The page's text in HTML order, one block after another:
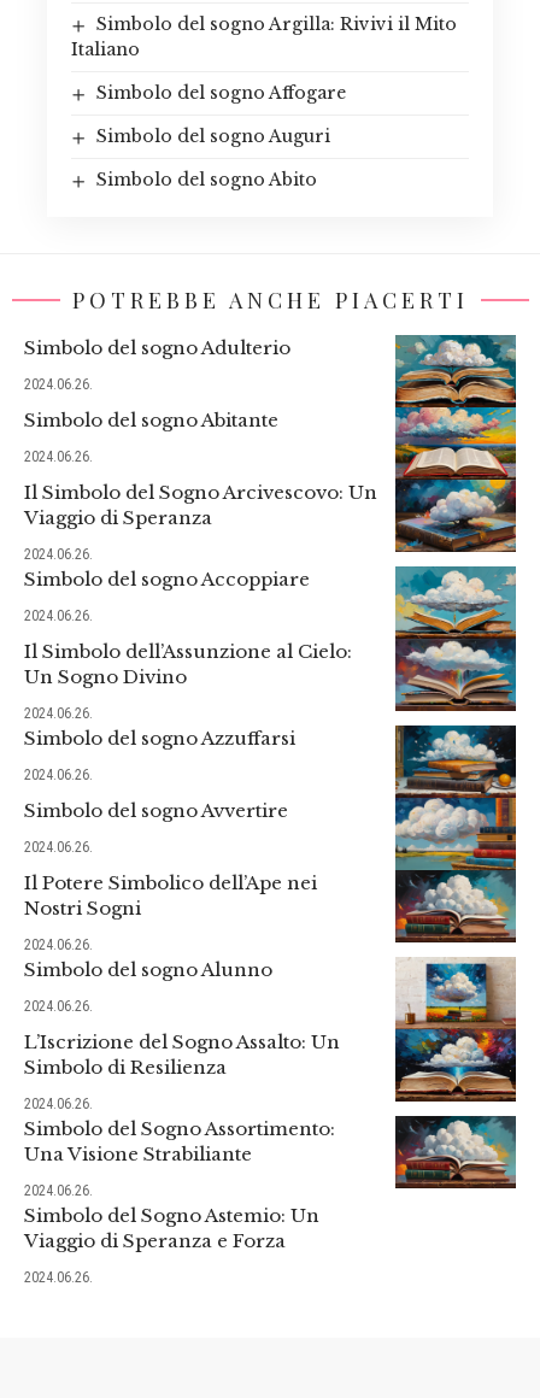
Simbolo del sogno Argilla: Rivivi il Mito
Italiano
Simbolo del sogno Affogare
Simbolo del sogno Auguri
Simbolo del sogno Abito
POTREBBE ANCHE PIACERTI
Simbolo del sogno Adulterio
2024.06.26.
Simbolo del sogno Abitante
2024.06.26.
Il Simbolo del Sogno Arcivescovo: Un
Viaggio di Speranza
2024.06.26.
Simbolo del sogno Accoppiare
2024.06.26.
Il Simbolo dell’Assunzione al Cielo:
Un Sogno Divino
2024.06.26.
Simbolo del sogno Azzuffarsi
2024.06.26.
Simbolo del sogno Avvertire
2024.06.26.
Il Potere Simbolico dell’Ape nei
Nostri Sogni
2024.06.26.
Simbolo del sogno Alunno
2024.06.26.
L’Iscrizione del Sogno Assalto: Un
Simbolo di Resilienza
2024.06.26.
Simbolo del Sogno Assortimento:
Una Visione Strabiliante
2024.06.26.
Simbolo del Sogno Astemio: Un
Viaggio di Speranza e Forza
2024.06.26.